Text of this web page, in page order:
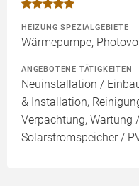
HEIZUNG SPEZIALGEBIETE
Wärmepumpe,
ANGEBOTENE TÄTIGKEITEN
Neuinstallation /
& Installation,
Verpachtung, Wartung
Solarstromspeicher /